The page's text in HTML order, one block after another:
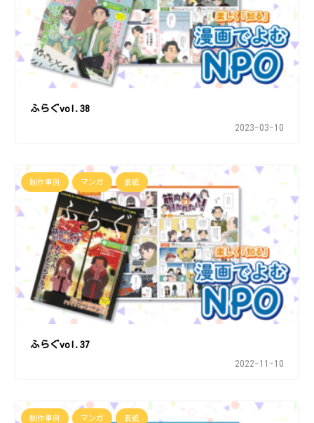
ふらぐvol.38
2023-03-10
制作事例 マンガ 表紙
ふらぐvol.37
2022-11-10
制作事例 マンガ 表紙